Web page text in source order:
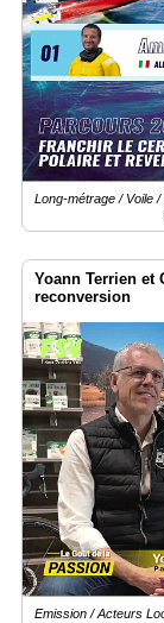
Long-métrage / Voile
Yoann Terrien et
reconversion
Emission / Acteurs